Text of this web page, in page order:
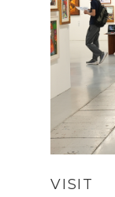
VISIT